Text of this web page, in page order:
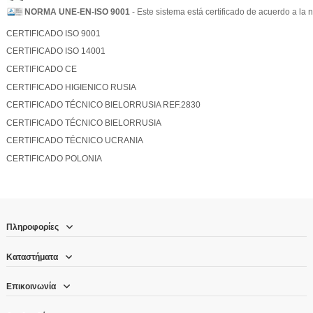
NORMA UNE-EN-ISO 9001 - Este sistema está certificado de acuerdo a la
CERTIFICADO ISO 9001
CERTIFICADO ISO 14001
CERTIFICADO CE
CERTIFICADO HIGIENICO RUSIA
CERTIFICADO TÉCNICO BIELORRUSIA REF.2830
CERTIFICADO TÉCNICO BIELORRUSIA
CERTIFICADO TÉCNICO UCRANIA
CERTIFICADO POLONIA
Πληροφορίες
Καταστήματα
Επικοινωνία